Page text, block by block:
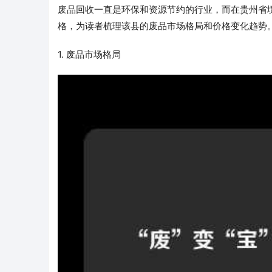
废品回收一直是环保和资源节约的行业，而在贵州
格，为读者梳理该县的废品市场格局和价格变化趋势
1. 废品市场格局